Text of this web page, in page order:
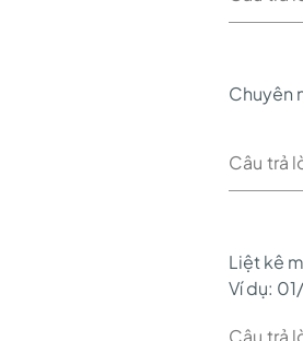
Chuyên
Liệt kê
Ví dụ: